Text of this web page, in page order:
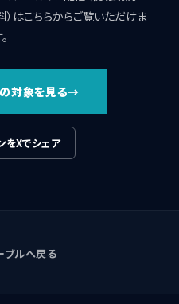
はこちらからご覧いただけま
対象を見る
をXでシェア
ブルへ戻る